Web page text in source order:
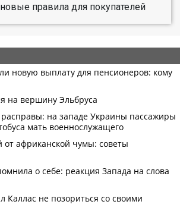
новые правила для покупателей